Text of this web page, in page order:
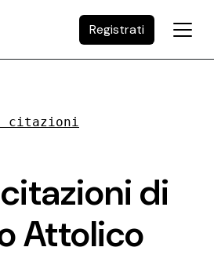
Registrati
citazioni
di
Attolico